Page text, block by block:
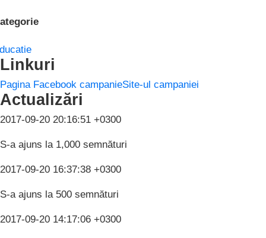
Linkuri
Pagina Facebook campanieSite-ul campaniei
Actualizări
2017-09-20 20:16:51 +0300
S-a ajuns la 1,000 semnături
2017-09-20 16:37:38 +0300
S-a ajuns la 500 semnături
2017-09-20 14:17:06 +0300